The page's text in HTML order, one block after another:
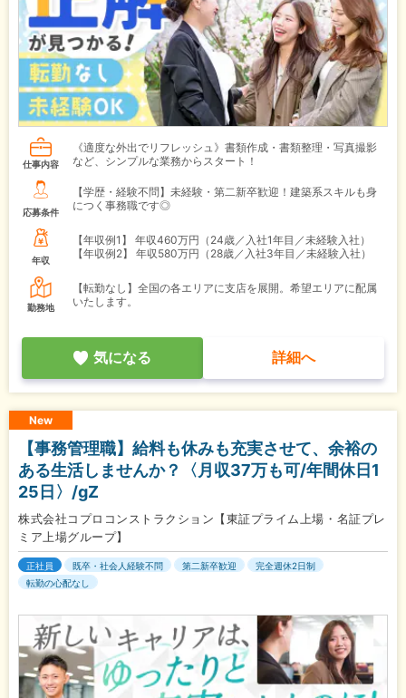
仕事内容
《適度な外出でリフレッシュ》書類作成・書類整理・写真撮影
など、シンプルな業務からスタート！
応募条件
【学歴・経験不問】未経験・第二新卒歓迎！建築系スキルも身
につく事務職です◎
年収
【年収例1】
年収460万円（24歳／入社1年目／未経験入社）
【年収例2】
年収580万円（28歳／入社3年目／未経験入社）
勤務地
【転勤なし】全国の各エリアに支店を展開。希望エリアに配属
いたします。
気になる 詳細へ
New
【事務管理職】給料も休みも充実させて、余裕の
ある生活しませんか？〈月収37万も可/年間休日1
25日〉/gZ
株式会社コプロコンストラクション【東証プライム上場・名証プレ
ミア上場グループ】
正社員 既卒・社会人経験不問 第二新卒歓迎
完全週休2日制
転勤の心配なし